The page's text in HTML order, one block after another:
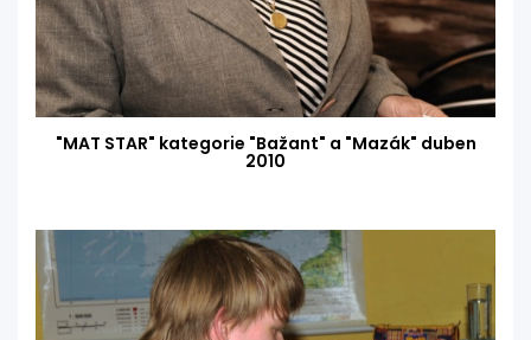
"MAT STAR" kategorie "Bažant" a "Mazák" duben
2010